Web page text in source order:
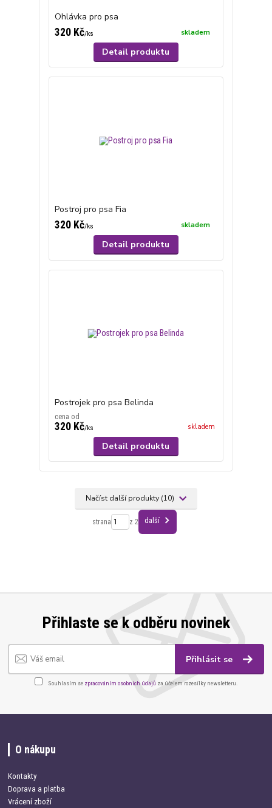
Ohlávka pro psa
320 Kč/ks skladem
Detail produktu
Postroj pro psa Fia
320 Kč/ks skladem
Detail produktu
Postrojek pro psa Belinda
cena od
320 Kč/ks skladem
Detail produktu
Načíst další produkty (10)
strana z 2 další
Přihlaste se k odběru novinek
Přihlásit se
Souhlasím se zpracováním osobních údajů za účelem rozesílky newsletteru.
O nákupu
Kontakty
Doprava a platba
Vrácení zboží